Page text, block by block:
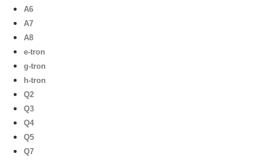
A6
A7
A8
e-tron
g-tron
h-tron
Q2
Q3
Q4
Q5
Q7